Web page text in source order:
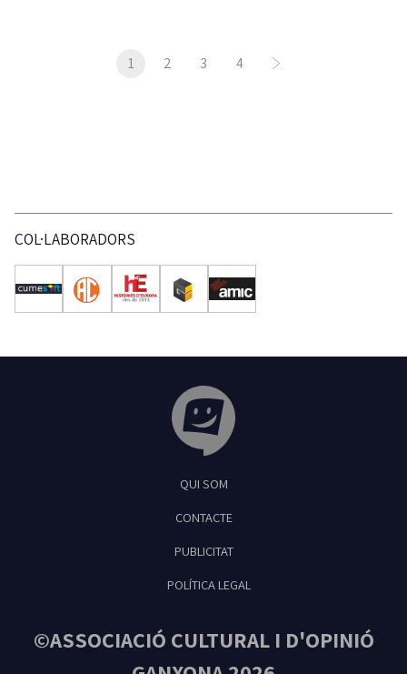
1 2 3 4
COL·LABORADORS
Feliu de Guíxols
QUI SOM
CONTACTE
PUBLICITAT
POLÍTICA LEGAL
©ASSOCIACIÓ CULTURAL I D'OPINIÓ